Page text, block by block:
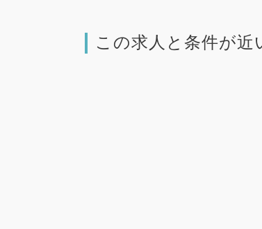
この求人と条件が近